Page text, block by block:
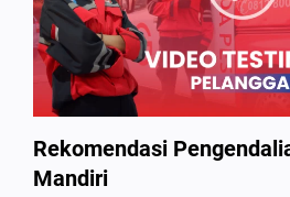
Rekomendasi
Mandiri